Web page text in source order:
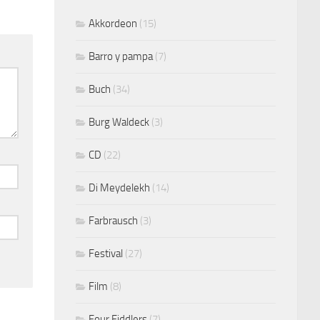
Akkordeon (15)
Barro y pampa(7)
Buch (34)
Burg Waldeck (3)
CD (22)
Di Meydelekh (14)
Farbrausch (3)
Festival (27)
Film (8)